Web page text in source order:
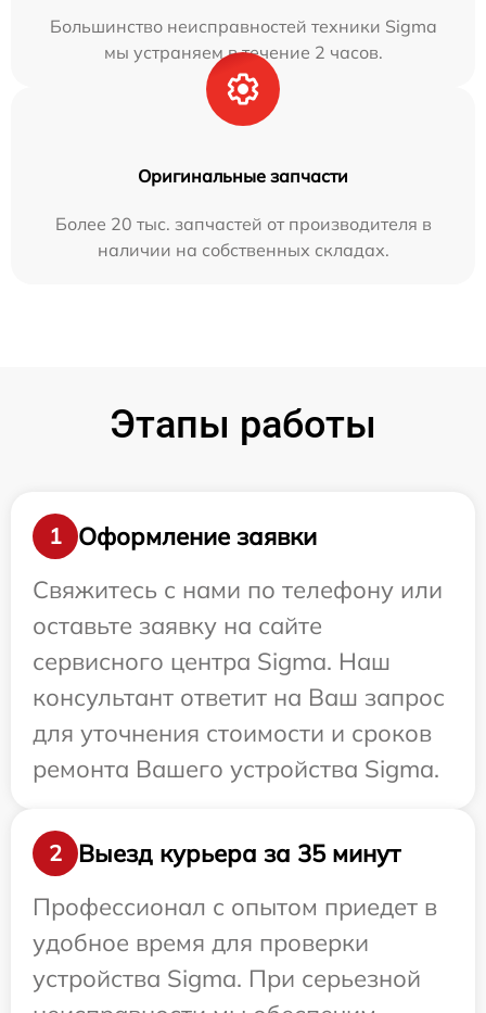
Большинство неисправностей техники Sigma
мы устраняем в течение 2 часов.
Оригинальные запчасти
Более 20 тыс. запчастей от производителя в
наличии на собственных складах.
Этапы работы
1
Оформление заявки
Свяжитесь с нами по телефону или
оставьте заявку на сайте
сервисного центра Sigma. Наш
консультант ответит на Ваш запрос
для уточнения стоимости и сроков
ремонта Вашего устройства Sigma.
2
Выезд курьера за 35 минут
Профессионал с опытом приедет в
удобное время для проверки
устройства Sigma. При серьезной